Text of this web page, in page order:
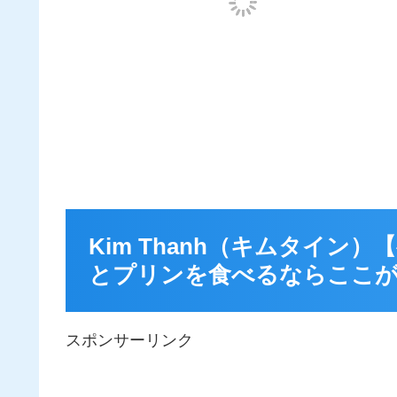
Kim Thanh（キムタイン）
とプリンを食べるならここ
スポンサーリンク